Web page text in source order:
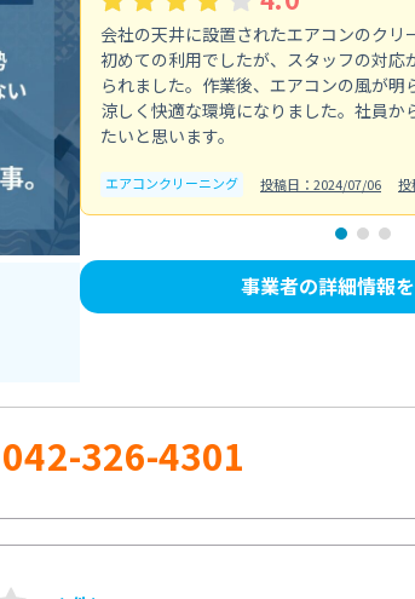
会社の天井に設置されたエアコンのクリ
初めての利用でしたが、スタッフの対応
られました。作業後、エアコンの風が
涼しく快適な環境になりました。社員か
たいと思います。
エアコンクリーニング 投稿日：2024/07/06 投
事業者の詳細情報
042-326-4301